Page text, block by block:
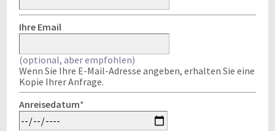
Ihre Email
(optional, aber empfohlen)
Wenn Sie Ihre E-Mail-Adresse angeben, erhalten Sie eine
Kopie Ihrer Anfrage.
Anreisedatum*